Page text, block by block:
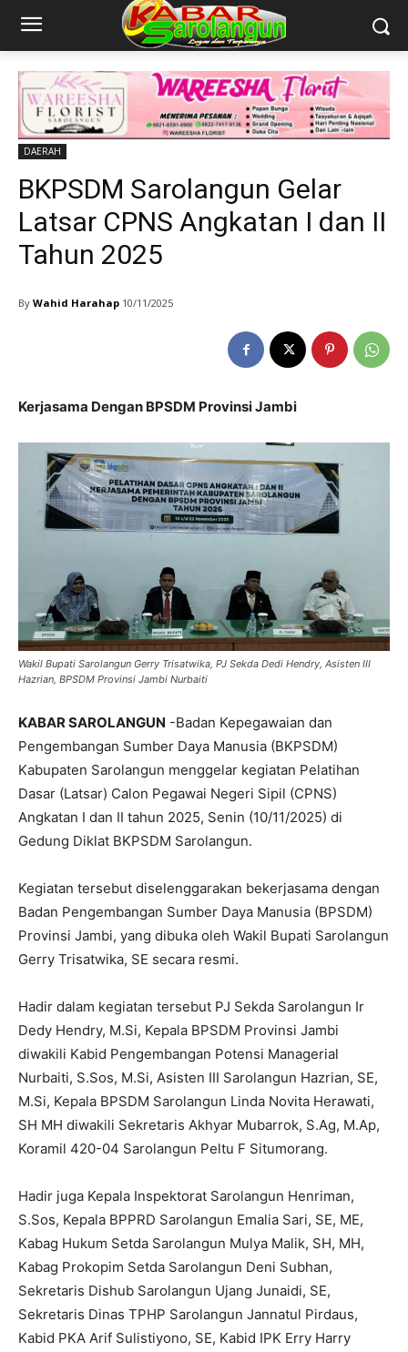
DAERAH
BKPSDM Sarolangun Gelar
Latsar CPNS Angkatan I dan II
Tahun 2025
By Wahid Harahap 10/11/2025
Kerjasama Dengan BPSDM Provinsi Jambi
Wakil Bupati Sarolangun Gerry Trisatwika, PJ Sekda Dedi Hendry, Asisten III
Hazrian, BPSDM Provinsi Jambi Nurbaiti
KABAR SAROLANGUN -Badan Kepegawaian dan
Pengembangan Sumber Daya Manusia (BKPSDM)
Kabupaten Sarolangun menggelar kegiatan Pelatihan
Dasar (Latsar) Calon Pegawai Negeri Sipil (CPNS)
Angkatan I dan II tahun 2025, Senin (10/11/2025) di
Gedung Diklat BKPSDM Sarolangun.
Kegiatan tersebut diselenggarakan bekerjasama dengan
Badan Pengembangan Sumber Daya Manusia (BPSDM)
Provinsi Jambi, yang dibuka oleh Wakil Bupati Sarolangun
Gerry Trisatwika, SE secara resmi.
Hadir dalam kegiatan tersebut PJ Sekda Sarolangun Ir
Dedy Hendry, M.Si, Kepala BPSDM Provinsi Jambi
diwakili Kabid Pengembangan Potensi Managerial
Nurbaiti, S.Sos, M.Si, Asisten III Sarolangun Hazrian, SE,
M.Si, Kepala BPSDM Sarolangun Linda Novita Herawati,
SH MH diwakili Sekretaris Akhyar Mubarrok, S.Ag, M.Ap,
Koramil 420-04 Sarolangun Peltu F Situmorang.
Hadir juga Kepala Inspektorat Sarolangun Henriman,
S.Sos, Kepala BPPRD Sarolangun Emalia Sari, SE, ME,
Kabag Hukum Setda Sarolangun Mulya Malik, SH, MH,
Kabag Prokopim Setda Sarolangun Deni Subhan,
Sekretaris Dishub Sarolangun Ujang Junaidi, SE,
Sekretaris Dinas TPHP Sarolangun Jannatul Pirdaus,
Kabid PKA Arif Sulistiyono, SE, Kabid IPK Erry Harry